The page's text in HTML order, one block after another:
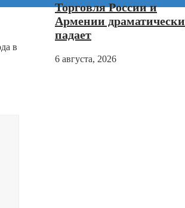
в
Торговля России и
Армении драматически
падает
6 августа, 2026